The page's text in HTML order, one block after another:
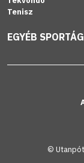
Tenisz
EGYÉB
©